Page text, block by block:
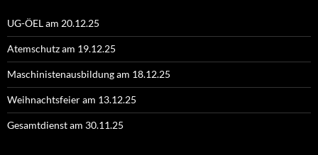
UG-ÖEL am 20.12.25
Atemschutz am 19.12.25
Maschinistenausbildung am 18.12.25
Weihnachtsfeier am 13.12.25
Gesamtdienst am 30.11.25